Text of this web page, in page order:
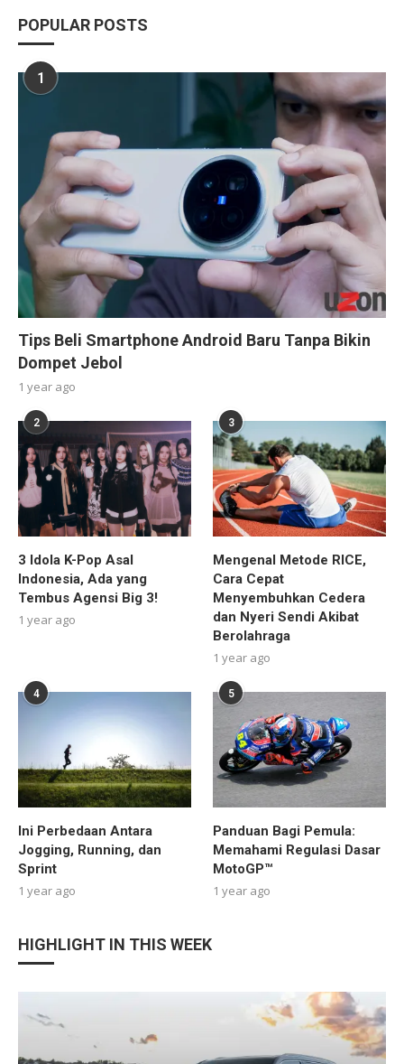
POPULAR POSTS
1
Tips Beli Smartphone Android Baru Tanpa Bikin
Dompet Jebol
1 year ago
2
3 Idola K-Pop Asal
Indonesia, Ada yang
Tembus Agensi Big 3!
1 year ago
3
Mengenal Metode RICE,
Cara Cepat
Menyembuhkan Cedera
dan Nyeri Sendi Akibat
Berolahraga
1 year ago
4
Ini Perbedaan Antara
Jogging, Running, dan
Sprint
1 year ago
5
Panduan Bagi Pemula:
Memahami Regulasi Dasar
MotoGP™
1 year ago
HIGHLIGHT IN THIS WEEK